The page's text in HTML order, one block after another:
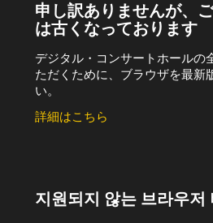
申し訳ありませんが、
は古くなっております
デジタル・コンサートホールの
ただくために、ブラウザを最新
い。
詳細はこちら
지원되지 않는 브라우저